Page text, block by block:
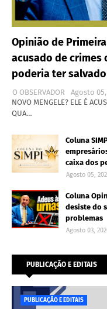
Opinião de
acusado de crimes
poderia ter
O OBSERVADOR
Agosto 05,
NOVO MENGELE? ELE É
QUA…
Coluna
caixa dos
Agosto 05,
Coluna
desiste do
problemas
Agosto 03,
PUBLICAÇÃO E EDITAIS
PUBLICAÇÃO E EDITAIS